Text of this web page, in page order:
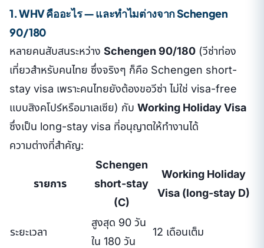
1. WHV คืออะไร — และทำไมต่างจาก Schengen
90/180
หลายคนสับสนระหว่าง Schengen 90/180 (วีซ่าท่อง
เที่ยวสำหรับคนไทย ซึ่งจริงๆ ก็คือ Schengen short-
stay visa เพราะคนไทยยังต้องขอวีซ่า ไม่ใช่ visa-free
แบบสิงคโปร์หรือมาเลเซีย) กับ Working Holiday Visa
ซึ่งเป็น long-stay visa ที่อนุญาตให้ทำงานได้
ความต่างที่สำคัญ:
รายการ
Schengen
short-stay
(C)
Working Holiday
Visa (long-stay D)
ระยะเวลา
สูงสุด 90 วัน
ใน 180 วัน
12 เดือนเต็ม